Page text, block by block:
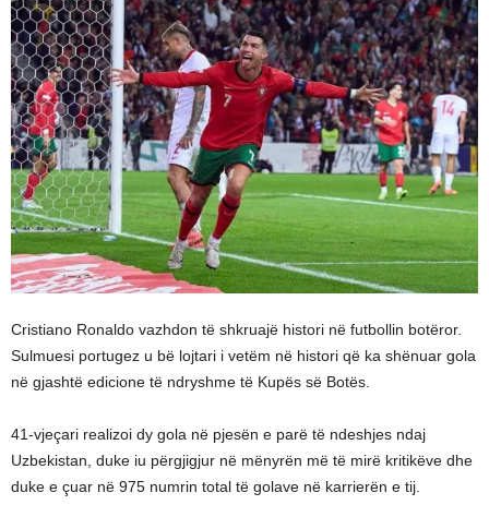
Cristiano Ronaldo vazhdon të shkruajë histori në futbollin botëror.
Sulmuesi portugez u bë lojtari i vetëm në histori që ka shënuar gola
në gjashtë edicione të ndryshme të Kupës së Botës.
41-vjeçari realizoi dy gola në pjesën e parë të ndeshjes ndaj
Uzbekistan, duke iu përgjigjur në mënyrën më të mirë kritikëve dhe
duke e çuar në 975 numrin total të golave në karrierën e tij.